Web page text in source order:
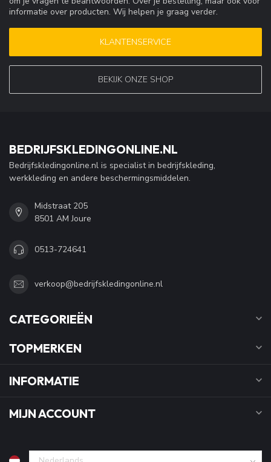
informatie over producten. Wij helpen je graag verder.
KLANTENSERVICE
BEKIJK ONZE SHOP
BEDRIJFSKLEDINGONLINE.NL
Bedrijfskledingonline.nl is specialist in bedrijfskleding,
werkkleding en andere beschermingsmiddelen.
Midstraat 205
8501 AM Joure
0513-724641
verkoop@bedrijfskledingonline.nl
CATEGORIEËN
TOPMERKEN
INFORMATIE
MIJN ACCOUNT